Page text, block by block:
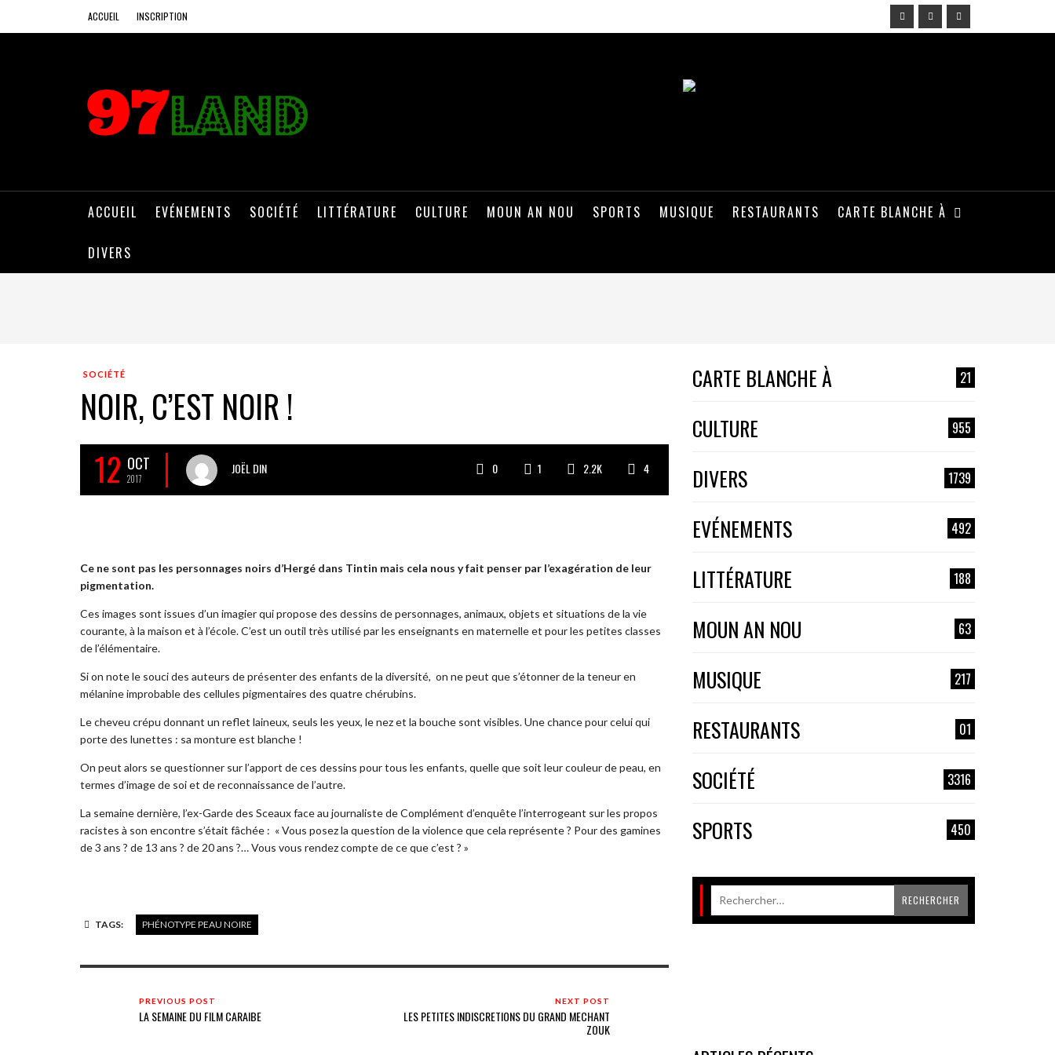
ACCUEIL INSCRIPTION
ACCUEIL EVÉNEMENTS SOCIÉTÉ LITTÉRATURE CULTURE MOUN AN NOU SPORTS MUSIQUE RESTAURANTS CARTE BLANCHE À
DIVERS
SOCIÉTÉ
NOIR, C’EST NOIR !
12 OCT
2017
JOËL DIN 0 1 2.2K 4
Ce ne sont pas les personnages noirs d’Hergé dans Tintin mais cela nous y fait penser par l’exagération de leur
pigmentation.
Ces images sont issues d’un imagier qui propose des dessins de personnages, animaux, objets et situations de la vie
courante, à la maison et à l’école. C’est un outil très utilisé par les enseignants en maternelle et pour les petites classes
de l’élémentaire.
Si on note le souci des auteurs de présenter des enfants de la diversité, on ne peut que s’étonner de la teneur en
mélanine improbable des cellules pigmentaires des quatre chérubins.
Le cheveu crépu donnant un reflet laineux, seuls les yeux, le nez et la bouche sont visibles. Une chance pour celui qui
porte des lunettes : sa monture est blanche !
On peut alors se questionner sur l’apport de ces dessins pour tous les enfants, quelle que soit leur couleur de peau, en
termes d’image de soi et de reconnaissance de l’autre.
La semaine dernière, l’ex-Garde des Sceaux face au journaliste de Complément d’enquête l’interrogeant sur les propos
racistes à son encontre s’était fâchée : « Vous posez la question de la violence que cela représente ? Pour des gamines
de 3 ans ? de 13 ans ? de 20 ans ?… Vous vous rendez compte de ce que c’est ? »
TAGS: PHÉNOTYPE PEAU NOIRE
PREVIOUS POST
LA SEMAINE DU FILM CARAIBE
NEXT POST
LES PETITES INDISCRETIONS DU GRAND MECHANT
ZOUK
CARTE BLANCHE À 21
CULTURE 955
DIVERS 1739
EVÉNEMENTS 492
LITTÉRATURE 188
MOUN AN NOU 63
MUSIQUE 217
RESTAURANTS 01
SOCIÉTÉ 3316
SPORTS 450